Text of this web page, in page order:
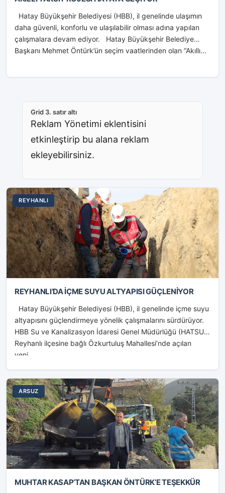
Hatay Büyükşehir Belediyesi (HBB), il genelinde ulaşımın
daha güvenli, konforlu ve ulaşılabilir olması adına yapılan
çalışmalara devam ediyor. Hatay Büyükşehir Belediye
Başkanı Mehmet Öntürk’ün seçim vaatlerinden olan “Akıllı...
Grid 3. satır altı
Reklam Yönetimi eklentisini
etkinleştirip bu alana reklam
ekleyebilirsiniz.
REYHANLI
REYHANLI’DA İÇME SUYU ALTYAPISI GÜÇLENİYOR
Hatay Büyükşehir Belediyesi (HBB), il genelinde içme suyu
altyapısını güçlendirmeye yönelik çalışmalarını sürdürüyor.
HBB Su ve Kanalizasyon İdaresi Genel Müdürlüğü (HATSU),
Reyhanlı ilçesine bağlı Özkurtuluş Mahallesi’nde açılan
yeni...
ARSUZ
MUHTAR KASAP’TAN BAŞKAN ÖNTÜRK’E TEŞEKKÜR